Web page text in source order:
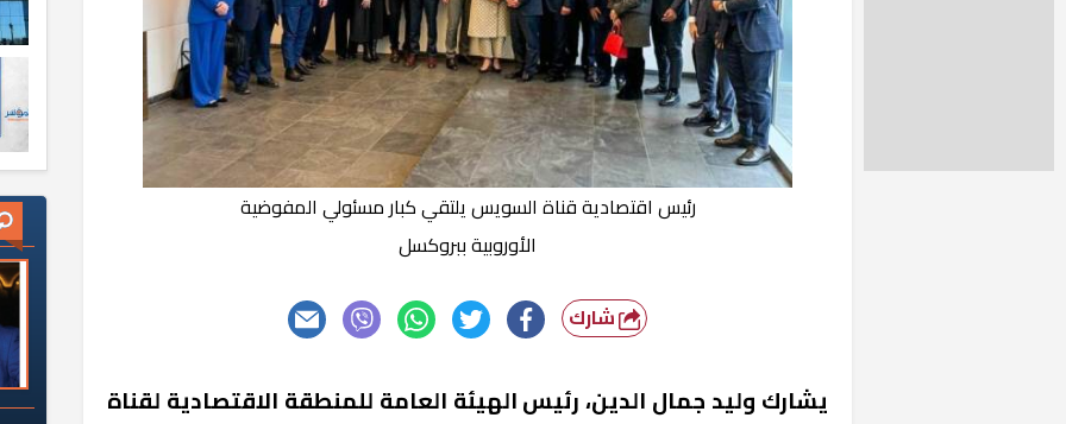
رئيس اقتصادية قناة السويس يلتقي كبار مسئولي المفوضية
الأوروبية ببروكسل
شارك
يشارك وليد جمال الدين، رئيس الهيئة العامة للمنطقة الاقتصادية لقناة